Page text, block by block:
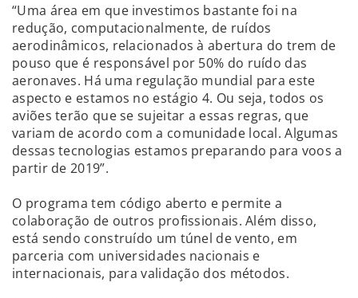
“Uma área em que investimos bastante foi na
redução, computacionalmente, de ruídos
aerodinâmicos, relacionados à abertura do trem de
pouso que é responsável por 50% do ruído das
aeronaves. Há uma regulação mundial para este
aspecto e estamos no estágio 4. Ou seja, todos os
aviões terão que se sujeitar a essas regras, que
variam de acordo com a comunidade local. Algumas
dessas tecnologias estamos preparando para voos a
partir de 2019”.
O programa tem código aberto e permite a
colaboração de outros profissionais. Além disso,
está sendo construído um túnel de vento, em
parceria com universidades nacionais e
internacionais, para validação dos métodos.